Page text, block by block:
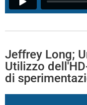
Jeffrey Long;
Utilizzo
di